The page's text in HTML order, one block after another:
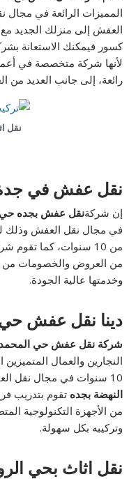
المميزات الرائعة في
العفش إلى منزلك الجديد
كسور فيمكنك الاستعانة
لأنها شركة متخصصة في
رائعة، إلى جانب العديد من
نقل
نقل عفشفي
إن شركةنقل عفش بجده حي
في مجال نقل العفش وذلك
من 10 سنوات، كما تقوم شركة
من العروض والخصومات من
وخدمتها عالية الجودة.
دينا نقل عفش
شركة نقل عفش حي
النجارين والعمال
10 سنوات في مجال نقل العفش، أيضًا فشركة
النهضة بجده تقوم بتدريب
من الأجهزة التكنولوجية
وتركيبه بكل سهولة.
نقل اثاث بحي